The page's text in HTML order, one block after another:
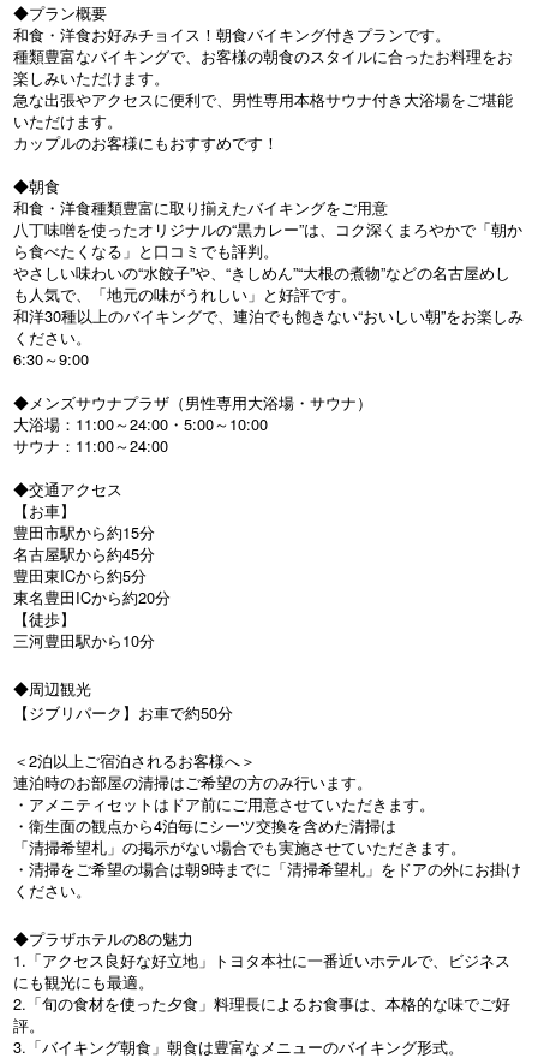
◆プラン概要
和食・洋食お好みチョイス！朝食バイキング付きプランです。
種類豊富なバイキングで、お客様の朝食のスタイルに合ったお料理をお
楽しみいただけます。
急な出張やアクセスに便利で、男性専用本格サウナ付き大浴場をご堪能
いただけます。
カップルのお客様にもおすすめです！
◆朝食
和食・洋食種類豊富に取り揃えたバイキングをご用意
八丁味噌を使ったオリジナルの“黒カレー”は、コク深くまろやかで「朝か
ら食べたくなる」と口コミでも評判。
やさしい味わいの“水餃子”や、“きしめん”“大根の煮物”などの名古屋めし
も人気で、「地元の味がうれしい」と好評です。
和洋30種以上のバイキングで、連泊でも飽きない“おいしい朝”をお楽しみ
ください。
6:30～9:00
◆メンズサウナプラザ（男性専用大浴場・サウナ）
大浴場：11:00～24:00・5:00～10:00
サウナ：11:00～24:00
◆交通アクセス
【お車】
豊田市駅から約15分
名古屋駅から約45分
豊田東ICから約5分
東名豊田ICから約20分
【徒歩】
三河豊田駅から10分
◆周辺観光
【ジブリパーク】お車で約50分
＜2泊以上ご宿泊されるお客様へ＞
連泊時のお部屋の清掃はご希望の方のみ行います。
・アメニティセットはドア前にご用意させていただきます。
・衛生面の観点から4泊毎にシーツ交換を含めた清掃は
「清掃希望札」の掲示がない場合でも実施させていただきます。
・清掃をご希望の場合は朝9時までに「清掃希望札」をドアの外にお掛け
ください。
◆プラザホテルの8の魅力
1.「アクセス良好な好立地」トヨタ本社に一番近いホテルで、ビジネス
にも観光にも最適。
2.「旬の食材を使った夕食」料理長によるお食事は、本格的な味でご好
評。
3.「バイキング朝食」朝食は豊富なメニューのバイキング形式。